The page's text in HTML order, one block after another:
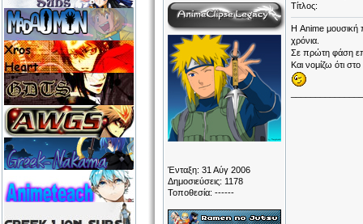
Ένταξη: 31 Αύγ 2006
Δημοσιεύσεις: 1178
Τοποθεσία: ------
Τίτλος:
Η Anime μουσική
χρόνια.
Σε πρώτη φάση
Και νομίζω ότι